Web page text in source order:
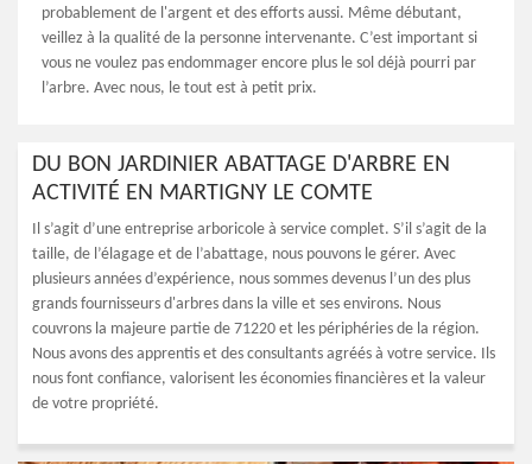
probablement de l'argent et des efforts aussi. Même débutant,
veillez à la qualité de la personne intervenante. C’est important si
vous ne voulez pas endommager encore plus le sol déjà pourri par
l’arbre. Avec nous, le tout est à petit prix.
DU BON JARDINIER ABATTAGE D'ARBRE EN
ACTIVITÉ EN MARTIGNY LE COMTE
Il s’agit d’une entreprise arboricole à service complet. S’il s’agit de la
taille, de l’élagage et de l’abattage, nous pouvons le gérer. Avec
plusieurs années d’expérience, nous sommes devenus l’un des plus
grands fournisseurs d'arbres dans la ville et ses environs. Nous
couvrons la majeure partie de 71220 et les périphéries de la région.
Nous avons des apprentis et des consultants agréés à votre service. Ils
nous font confiance, valorisent les économies financières et la valeur
de votre propriété.